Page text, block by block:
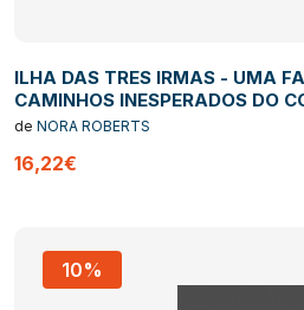
ILHA DAS TRES IRMAS - UMA
CAMINHOS INESPERADOS DO
REMOTA ILHA ROCHOSA
de NORA ROBERTS
16,22€
10%